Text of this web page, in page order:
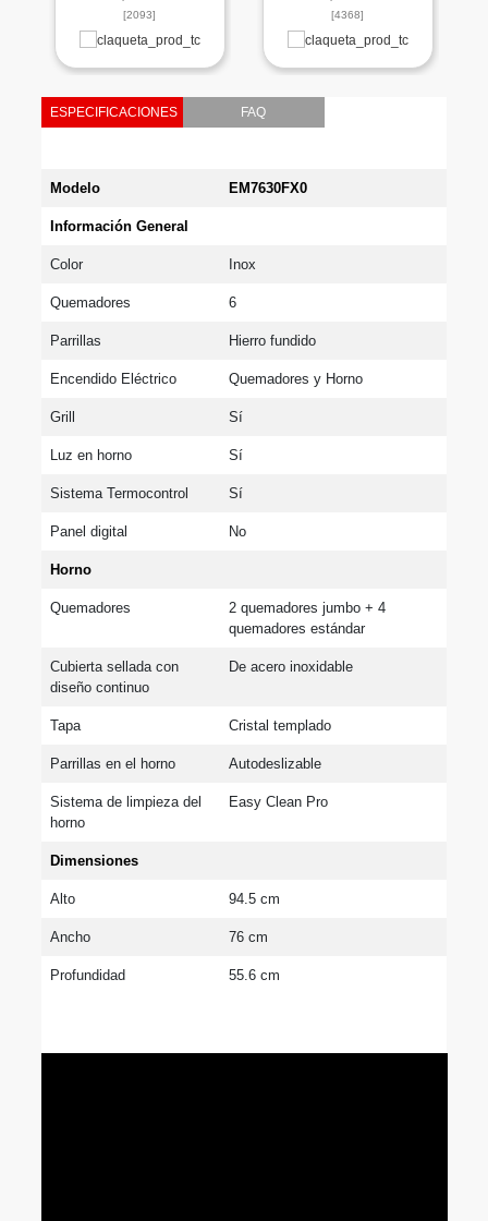
[2093] [4368]
ESPECIFICACIONES FAQ
Modelo EM7630FX0
Información General
Color Inox
Quemadores 6
Parrillas Hierro fundido
Encendido Eléctrico Quemadores y Horno
Grill Sí
Luz en horno Sí
Sistema Termocontrol Sí
Panel digital No
Horno
Quemadores
2 quemadores jumbo + 4
quemadores estándar
Cubierta sellada con
diseño continuo
De acero inoxidable
Tapa Cristal templado
Parrillas en el horno Autodeslizable
Sistema de limpieza del
horno
Easy Clean Pro
Dimensiones
Alto 94.5 cm
Ancho 76 cm
Profundidad 55.6 cm